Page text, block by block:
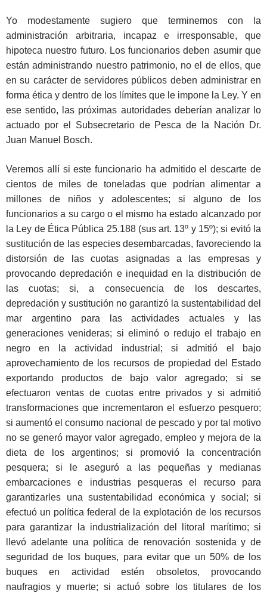
Yo modestamente sugiero que terminemos con la
administración arbitraria, incapaz e irresponsable, que
hipoteca nuestro futuro. Los funcionarios deben asumir que
están administrando nuestro patrimonio, no el de ellos, que
en su carácter de servidores públicos deben administrar en
forma ética y dentro de los límites que le impone la Ley. Y en
ese sentido, las próximas autoridades deberían analizar lo
actuado por el Subsecretario de Pesca de la Nación Dr.
Juan Manuel Bosch.
Veremos allí si este funcionario ha admitido el descarte de
cientos de miles de toneladas que podrían alimentar a
millones de niños y adolescentes; si alguno de los
funcionarios a su cargo o el mismo ha estado alcanzado por
la Ley de Ética Pública 25.188 (sus art. 13º y 15º); si evitó la
sustitución de las especies desembarcadas, favoreciendo la
distorsión de las cuotas asignadas a las empresas y
provocando depredación e inequidad en la distribución de
las cuotas; si, a consecuencia de los descartes,
depredación y sustitución no garantizó la sustentabilidad del
mar argentino para las actividades actuales y las
generaciones venideras; si eliminó o redujo el trabajo en
negro en la actividad industrial; si admitió el bajo
aprovechamiento de los recursos de propiedad del Estado
exportando productos de bajo valor agregado; si se
efectuaron ventas de cuotas entre privados y si admitió
transformaciones que incrementaron el esfuerzo pesquero;
si aumentó el consumo nacional de pescado y por tal motivo
no se generó mayor valor agregado, empleo y mejora de la
dieta de los argentinos; si promovió la concentración
pesquera; si le aseguró a las pequeñas y medianas
embarcaciones e industrias pesqueras el recurso para
garantizarles una sustentabilidad económica y social; si
efectuó un política federal de la explotación de los recursos
para garantizar la industrialización del litoral marítimo; si
llevó adelante una política de renovación sostenida y de
seguridad de los buques, para evitar que un 50% de los
buques en actividad estén obsoletos, provocando
naufragios y muerte; si actuó sobre los titulares de los